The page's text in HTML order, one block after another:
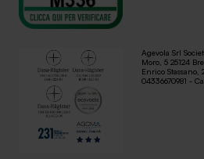
Agevola Srl
Moro, 5 25124
Enrico Stassano,
04336670981 -